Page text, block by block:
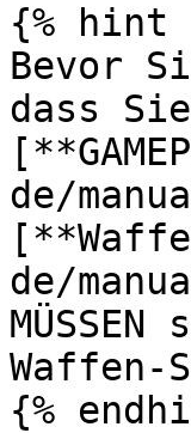
{% hint
Bevor
dass
de/
de/
{%